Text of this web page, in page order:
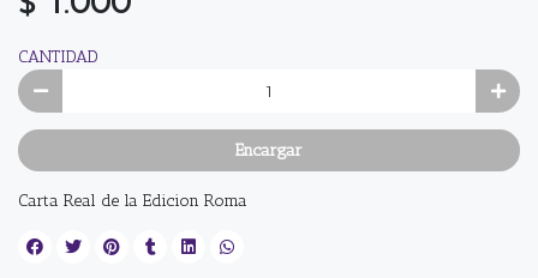
CANTIDAD
Encargar
Carta Real de la Edicion Roma